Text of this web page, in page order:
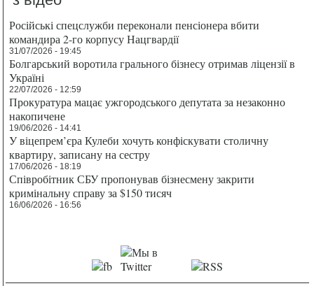
Російські спецслужби переконали пенсіонера вбити
командира 2-го корпусу Нацгвардії
31/07/2026 - 19:45
Болгарський воротила грального бізнесу отримав ліцензії в
Україні
22/07/2026 - 12:59
Прокуратура мацає ужгородського депутата за незаконно
накопичене
19/06/2026 - 14:41
У віцепрем’єра Кулеби хочуть конфіскувати столичну
квартиру, записану на сестру
17/06/2026 - 18:19
Співробітник СБУ пропонував бізнесмену закрити
кримінальну справу за $150 тисяч
16/06/2026 - 16:56